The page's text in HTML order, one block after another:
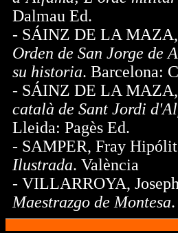
Dalmau Ed.
- SÁINZ DE LA MAZA,
Orden de San Jorge de
su historia. Barcelona:
- SÁINZ DE LA MAZA,
català de Sant Jordi
Lleida: Pagès Ed.
- SAMPER, Fray
Ilustrada. València
- VILLARROYA,
Maestrazgo de Montesa